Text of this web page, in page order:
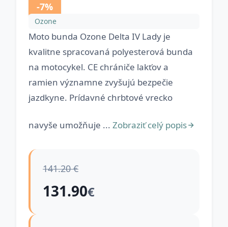
-7%
Ozone
Moto bunda Ozone Delta IV Lady je
kvalitne spracovaná polyesterová bunda
na motocykel. CE chrániče lakťov a
ramien významne zvyšujú bezpečie
jazdkyne. Prídavné chrbtové vrecko
navyše umožňuje ... Zobraziť celý popis
141.20 €
131.90€